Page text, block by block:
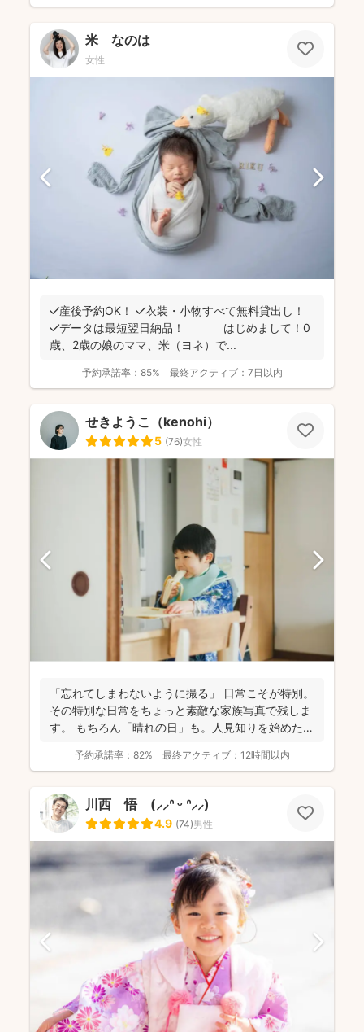
米 なのは
女性
✔️産後予約OK！ ✔️衣装・小物すべて無料貸出し！
✔️データは最短翌日納品！ はじめまして！0
歳、2歳の娘のママ、米（ヨネ）で...
予約承諾率： 85% 最終アクティブ： 7日以内
せきようこ（kenohi）
5 (76)女性
「忘れてしまわないように撮る」 日常こそが特別。
その特別な日常をちょっと素敵な家族写真で残しま
す。 もちろん「晴れの日」も。人見知りを始めた
予約承諾率： 82% 最終アクティブ： 12時間以内
川西 悟 (⸝⸝ᐢ ᵕ ᐢ⸝⸝)
4.9 (74)男性